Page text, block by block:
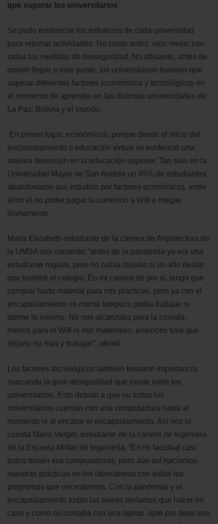
que superar los universitarios
Se pudo evidenciar los esfuerzos de cada universidad
para retomar actividades. No como antes, sino mejor, con
todas las medidas de bioseguridad. No obstante, antes de
querer llegar a este punto, los universitarios tuvieron que
superar diferentes factores económicos y tecnológicos en
el momento de aprender en las distintas universidades de
La Paz, Bolivia y el mundo.
En primer lugar, económicos, porque desde el inicio del
enclaustramiento o educación virtual se evidenció una
masiva deserción en la educación superior. Tan solo en la
Universidad Mayor de San Andrés un 45% de estudiantes
abandonaron sus estudios por factores económicos, entre
ellos el no poder pagar la conexión a Wifi o megas
diariamente.
María Elizabeth estudiante de la carrera de Arquitectura de
la UMSA nos comenta: “antes de la pandemia yo era una
estudiante regular, pero no había dejado ni un año desde
que terminé el colegio. En mi carrera de por sí, tengo que
comprar harto material para mis prácticas, pero ya con el
encapsulamiento mi mamá tampoco podía trabajar ni
darme lo mínimo. No nos alcanzaba para la comida,
menos para el Wifi ni mis materiales, entonces tuve que
dejarlo no más y trabajar”, afirmó.
Los factores tecnológicos también tomaron importancia
marcando la gran desigualdad que existe entre los
universitarios. Esto debido a que no todos los
universitarios cuentan con una computadora hasta el
momento ni al encarar el encapsulamiento. Así nos lo
cuenta Mario Vergel, estudiante de la carrera de Ingeniera
de la Escuela Militar de Ingeniería, “En mi facultad casi
todos tienen sus computadoras, pero aún así hacíamos
nuestras prácticas en los laboratorios con todos los
programas que necesitamos. Con la pandemia y el
encapsulamiento todas las tareas teníamos que hacer en
casa y como no contaba con una laptop. opté por dejar ese